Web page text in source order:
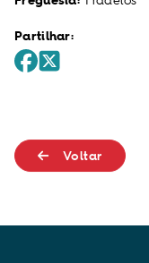
Partilhar:
Voltar